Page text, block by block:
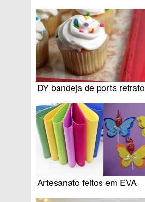
DY bandeja de porta retrato
Artesanato feitos em EVA